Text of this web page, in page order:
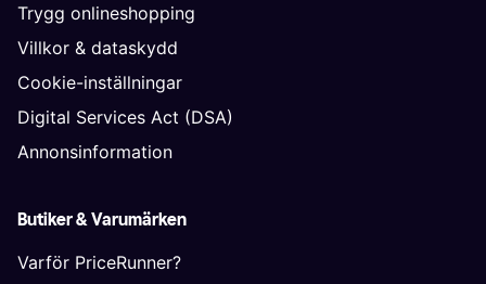
Trygg onlineshopping
Villkor & dataskydd
Cookie-inställningar
Digital Services Act (DSA)
Annonsinformation
Butiker & Varumärken
Varför PriceRunner?